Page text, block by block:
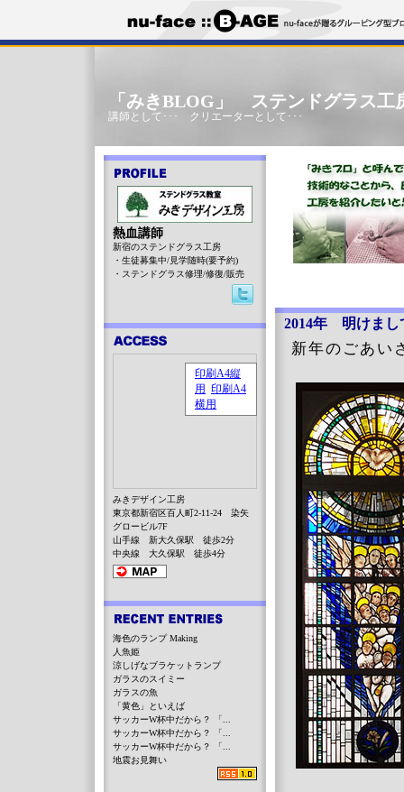
「みきBLOG」 ステンドグラス工
講師として･･･ クリエーターとして･･･
2014年 明けまし
新年のごあい
熱血講師
新宿のステンドグラス工房
・生徒募集中/見学随時(要予約)
・ステンドグラス修理/修復/販売
みきデザイン工房
東京都新宿区百人町2-11-24 染矢
グロービル7F
山手線 新大久保駅 徒歩2分
中央線 大久保駅 徒歩4分
海色のランプ Making
人魚姫
涼しげなブラケットランプ
ガラスのスイミー
ガラスの魚
「黄色」といえば
サッカーW杯中だから？ 「...
サッカーW杯中だから？ 「...
サッカーW杯中だから？ 「...
地震お見舞い